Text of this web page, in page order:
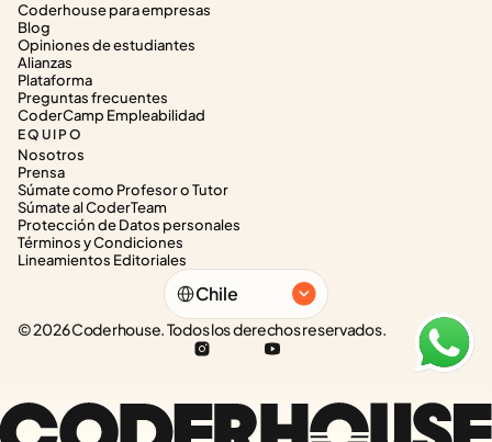
Coderhouse para empresas
Blog
Opiniones de estudiantes
Alianzas
Plataforma
Preguntas frecuentes
CoderCamp Empleabilidad
EQUIPO
Nosotros
Prensa
Súmate como Profesor o Tutor
Súmate al CoderTeam
Protección de Datos personales
Términos y Condiciones
Lineamientos Editoriales
Select Language
Chile
© 2026 Coderhouse. Todos los derechos reservados.